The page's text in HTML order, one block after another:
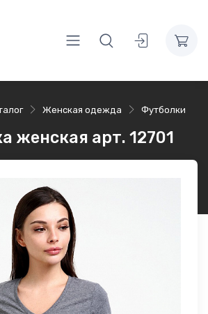
Женская одежда Футболки
женская арт. 12701